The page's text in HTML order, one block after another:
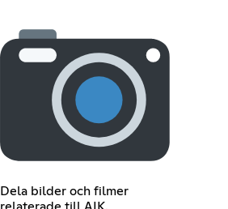
Dela bilder och filmer